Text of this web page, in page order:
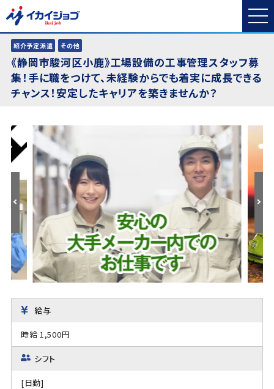
紹介予定派遣 その他
《静岡市駿河区小鹿》工場設備の工事管理スタッフ募
集！手に職をつけて、未経験からでも着実に成長できる
チャンス！安定したキャリアを築きませんか？
給与
時給 1,500円
シフト
[日勤]